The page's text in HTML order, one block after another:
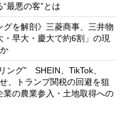
最悪の客”とは
グを解剖》三菱商事、三井物
早大・慶大で約6割」の現
ング” SHEIN、TikTok、
、トランプ関税の回避を狙
の農業参入・土地取得への